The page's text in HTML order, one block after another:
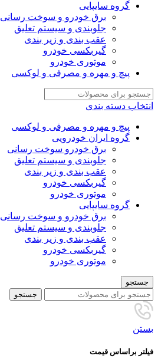
گروه سایپایی
برق خودرو و سوخت رسانی
جلوبندی و سیستم تعلیق
عقب بندی و زیر بندی
گیربکسی خودرو
موتوری خودرو
پیچ و مهره و مصرفی و لوکسی
انتخاب دسته بندی
پیچ و مهره و مصرفی و لوکسی
گروه ایران خودرویی
برق خودرو سوخت رسانی
جلوبندی و سیستم تعلیق
عقب بندی و زیر بندی
گیربکسی خودرو
موتوری خودرو
گروه سایپایی
برق خودرو و سوخت رسانی
جلوبندی و سیستم تعلیق
عقب بندی و زیر بندی
گیربکسی خودرو
موتوری خودرو
جستجو
جستجو
بستن
فیلتر براساس قیمت